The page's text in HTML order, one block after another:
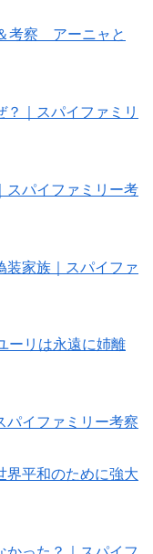
考察 アーニャと
｜スパイファミリ
スパイファミリー考
装家族｜スパイファ
ーリは永遠に姉離
パイファミリー考察
界平和のために強大